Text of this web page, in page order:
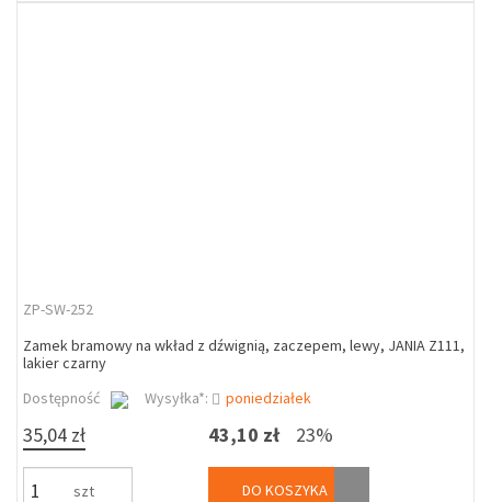
ZP-SW-252
Zamek bramowy na wkład z dźwignią, zaczepem, lewy, JANIA Z111,
lakier czarny
Dostępność
Wysyłka*: poniedziałek
35,04 zł
szt
43,10 zł 23%
DO KOSZYKA